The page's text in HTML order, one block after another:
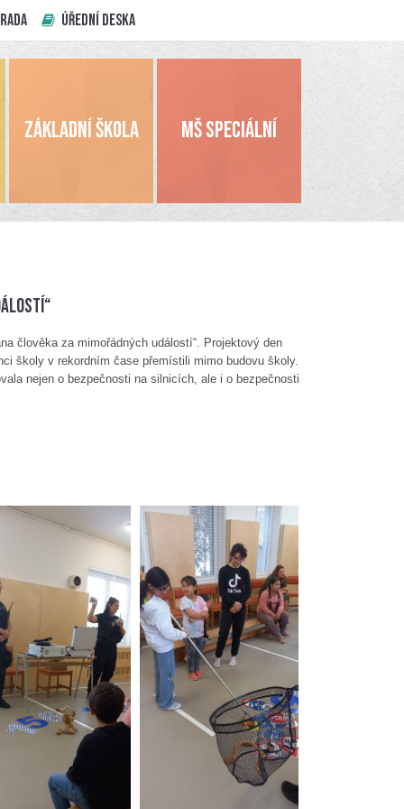
ÚŘEDNÍ DESKA
ZÁKLADNÍ ŠKOLA MŠ SPECIÁLNÍ
člověka za mimořádných událostí“. Projektový den
školy v rekordním čase přemístili mimo budovu školy.
nejen o bezpečnosti na silnicích, ale i o bezpečnosti